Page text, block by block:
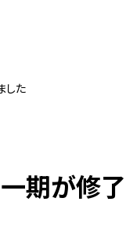
した
が修了